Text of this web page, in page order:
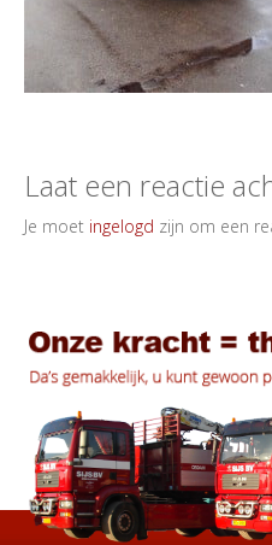
Laat een reactie
Je moet ingelogd zijn om een